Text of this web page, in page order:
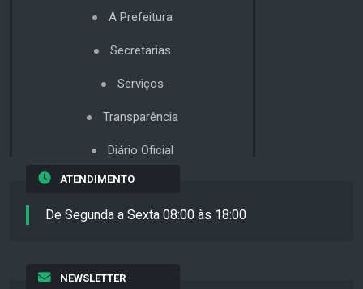
A Prefeitura
Secretarias
Serviços
Transparência
Diário Oficial
ATENDIMENTO
De Segunda a Sexta 08:00 às 18:00
NEWSLETTER